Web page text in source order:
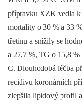
přípravku XZK vedla k
mortality o 30 % a 33
třetinu a snížily se
a 27,7 %, TG o 15,8
C. Dlouhodobá léčba
recidivu koronárních
zlepšila lipidový profil a